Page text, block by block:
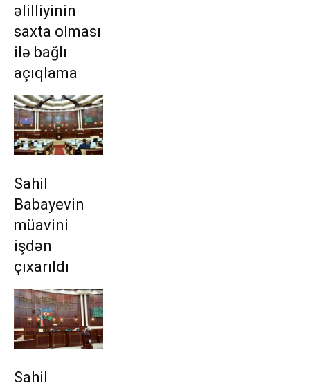
əlilliyinin
saxta olması
ilə bağlı
açıqlama
Sahil
Babayevin
müavini
işdən
çıxarıldı
Sahil